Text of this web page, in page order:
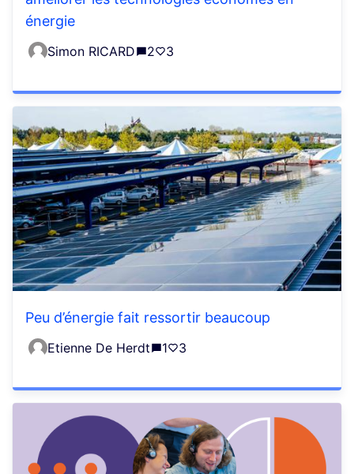
énergie
Simon RICARD 2 3
Peu d’énergie fait ressortir beaucoup
Etienne De Herdt 1 3